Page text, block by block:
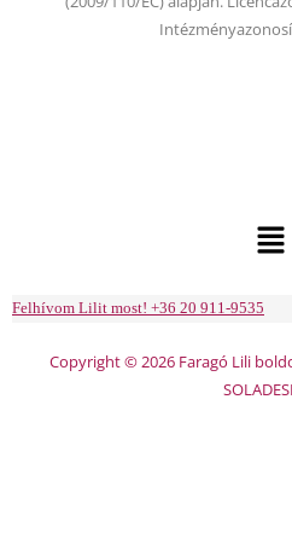
Menu
Felhívom Lilit most! +36 20 911-9535
Copyright © 2026 Faragó Lili